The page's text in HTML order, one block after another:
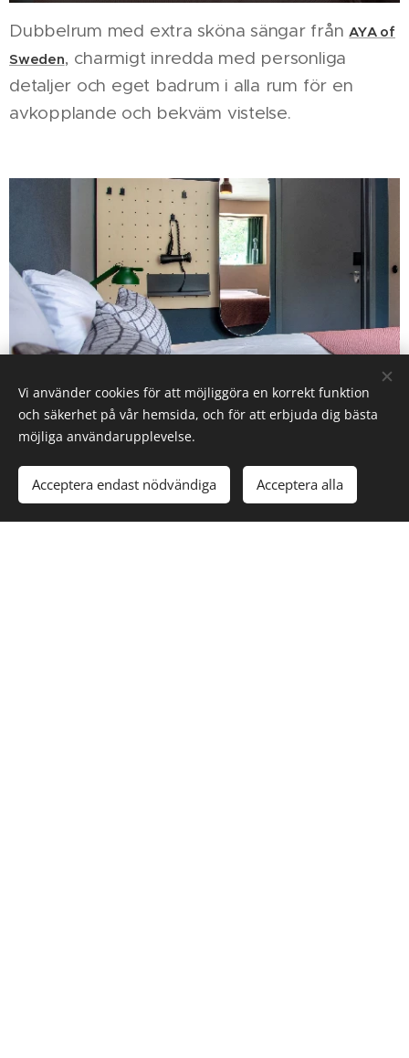
Dubbelrum med extra sköna sängar frånAYA of
Sweden, charmigt inredda med personliga
detaljer och eget badrum i alla rum för en
avkopplande och bekväm vistelse.
Dubbelrum med enkelsängar
Dubbelrum med två sköna enkelsängar även
dessa frånAYA of Sweden
perfekt för sällskap
som vill dela upp sovplatserna men ändå njuta
Vi använder cookies för att möjliggöra en korrekt funktion
och säkerhet på vår hemsida, och för att erbjuda dig bästa
möjliga användarupplevelse.
Acceptera endast nödvändiga Acceptera alla